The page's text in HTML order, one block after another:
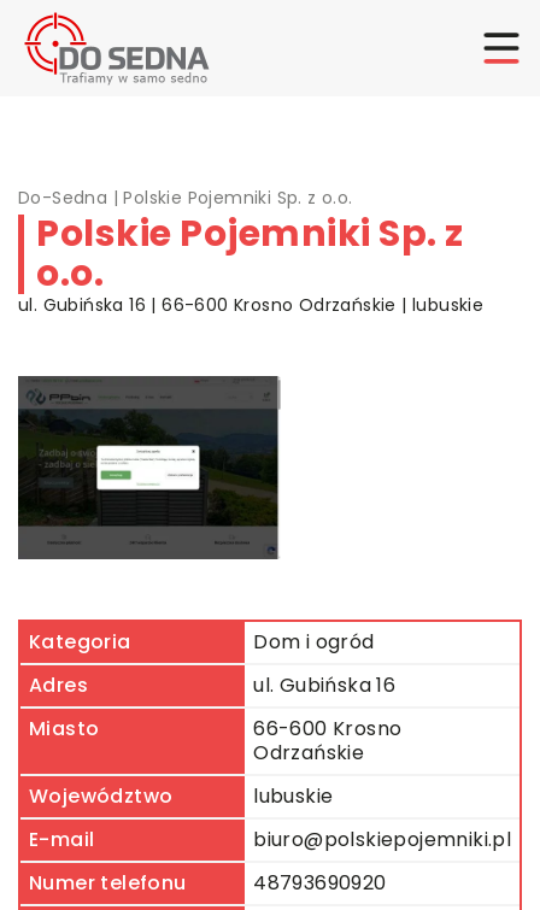
Do-Sedna |Polskie Pojemniki Sp. z o.o.
Polskie Pojemniki Sp. z
o.o.
ul. Gubińska 16 | 66-600 Krosno Odrzańskie | lubuskie
Kategoria
Dom i ogród
Adres
ul. Gubińska 16
Miasto
66-600 Krosno
Odrzańskie
Województwo
lubuskie
E-mail
biuro@polskiepojemniki.pl
Numer telefonu
48793690920